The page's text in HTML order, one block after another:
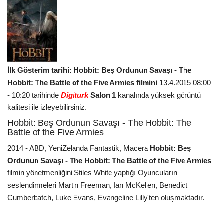
İlk Gösterim tarihi: Hobbit: Beş Ordunun Savaşı - The
Hobbit: The Battle of the Five Armies filmini 13.4.2015 08:00
- 10:20 tarihinde DigiturkSalon 1 kanalında yüksek görüntü
kalitesi ile izleyebilirsiniz.
Hobbit: Beş Ordunun Savaşı - The Hobbit: The
Battle of the Five Armies
2014 - ABD, YeniZelanda Fantastik, Macera Hobbit: Beş
Ordunun Savaşı - The Hobbit: The Battle of the Five Armies
filmin yönetmenliğini Stiles White yaptığı Oyuncuların
seslendirmeleri Martin Freeman, Ian McKellen, Benedict
Cumberbatch, Luke Evans, Evangeline Lilly'ten oluşmaktadır.